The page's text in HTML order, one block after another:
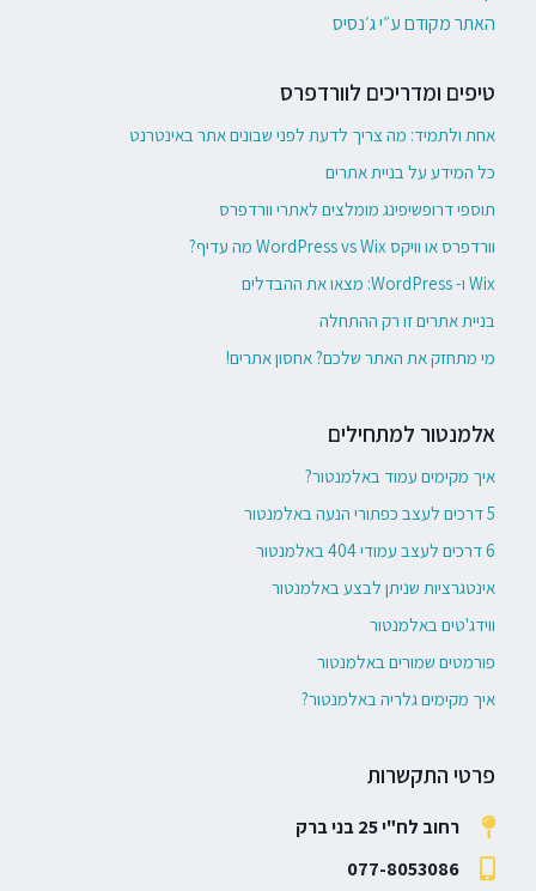
האתר מקודם ע״י ג׳נסיס
טיפים ומדריכים לוורדפרס
אחת ולתמיד: מה צריך לדעת לפני שבונים אתר באינטרנט
כל המידע על בניית אתרים
תוספי דרופשיפינג מומלצים לאתרי וורדפרס
וורדפרס או וויקס WordPress vs Wix מה עדיף?
Wix ו- WordPress: מצאו את ההבדלים
בניית אתרים זו רק ההתחלה
מי מתחזק את האתר שלכם? אחסון אתרים!
אלמנטור למתחילים
איך מקימים עמוד באלמנטור?
5 דרכים לעצב כפתורי הנעה באלמנטור
6 דרכים לעצב עמודי 404 באלמנטור
אינטגרציות שניתן לבצע באלמנטור
ווידג'טים באלמנטור
פורמטים שמורים באלמנטור
איך מקימים גלריה באלמנטור?
פרטי התקשרות
רחוב לח"י 25 בני ברק
077-8053086